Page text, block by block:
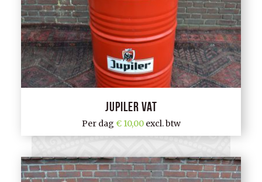
Jupiler vat
Per dag 10,00excl. btw